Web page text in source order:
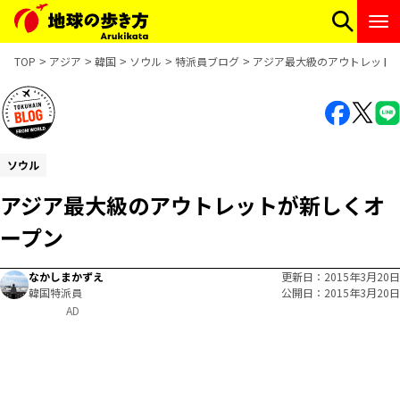
TOP アジア 韓国 ソウル 特派員ブログ アジア最大級のアウトレット
ソウル
アジア最大級のアウトレットが新しくオ
ープン
なかしまかずえ
韓国特派員
更新日
2015年3月20日
公開日
2015年3月20日
AD